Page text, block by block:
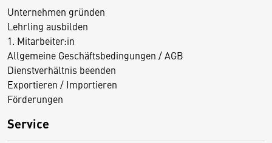
Unternehmen gründen
Lehrling ausbilden
1. Mitarbeiter:in
Allgemeine Geschäftsbedingungen / AGB
Dienstverhältnis beenden
Exportieren / Importieren
Förderungen
Service